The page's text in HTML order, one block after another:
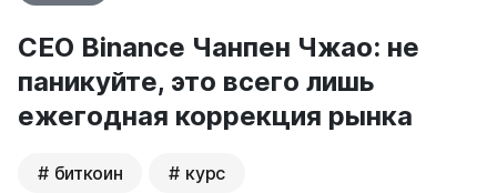
СЕО Binance Чанпен Чжао: не
паникуйте, это всего лишь
ежегодная коррекция рынка
биткоин курс